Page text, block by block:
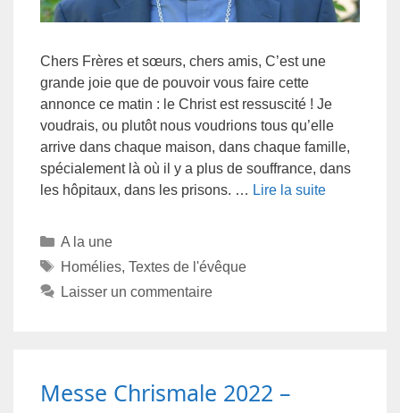
Chers Frères et sœurs, chers amis, C’est une
grande joie que de pouvoir vous faire cette
annonce ce matin : le Christ est ressuscité ! Je
voudrais, ou plutôt nous voudrions tous qu’elle
arrive dans chaque maison, dans chaque famille,
spécialement là où il y a plus de souffrance, dans
les hôpitaux, dans les prisons. … Lire la suite
A la une
Homélies, Textes de l'évêque
Laisser un commentaire
Messe Chrismale 2022 –